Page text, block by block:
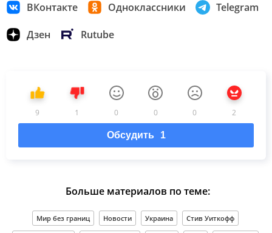
ВКонтакте Одноклассники Telegram
Дзен Rutube
9 1 0 0 0 2
Обсудить 1
Больше материалов по теме:
Мир без границ Новости Украина Стив Уиткофф